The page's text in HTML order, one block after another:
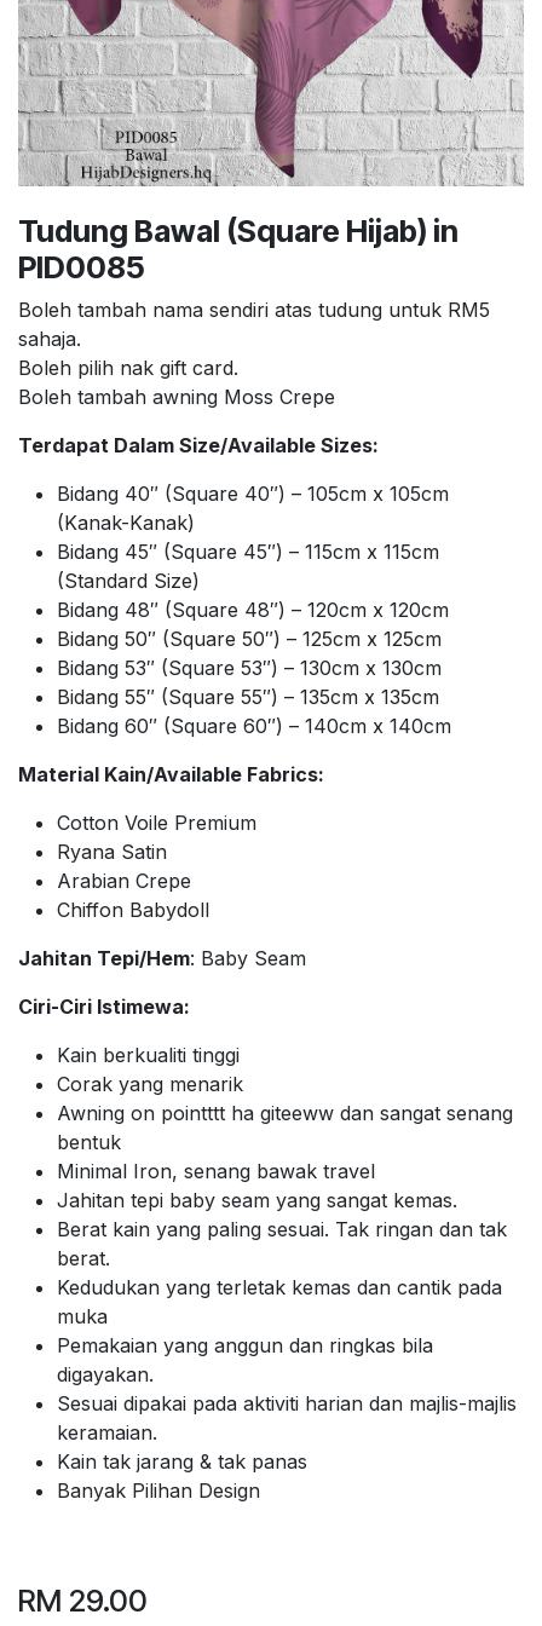
Tudung Bawal (Square Hijab) in
PID0085
Boleh tambah nama sendiri atas tudung untuk RM5
sahaja.
Boleh pilih nak gift card.
Boleh tambah awning Moss Crepe
Terdapat Dalam Size/Available Sizes:
Bidang 40″ (Square 40″) – 105cm x 105cm
(Kanak-Kanak)
Bidang 45″ (Square 45″) – 115cm x 115cm
(Standard Size)
Bidang 48″ (Square 48″) – 120cm x 120cm
Bidang 50″ (Square 50″) – 125cm x 125cm
Bidang 53″ (Square 53″) – 130cm x 130cm
Bidang 55″ (Square 55″) – 135cm x 135cm
Bidang 60″ (Square 60″) – 140cm x 140cm
Material Kain/Available Fabrics:
Cotton Voile Premium
Ryana Satin
Arabian Crepe
Chiffon Babydoll
Jahitan Tepi/Hem: Baby Seam
Ciri-Ciri Istimewa:
Kain berkualiti tinggi
Corak yang menarik
Awning on pointttt ha giteeww dan sangat senang
bentuk
Minimal Iron, senang bawak travel
Jahitan tepi baby seam yang sangat kemas.
Berat kain yang paling sesuai. Tak ringan dan tak
berat.
Kedudukan yang terletak kemas dan cantik pada
muka
Pemakaian yang anggun dan ringkas bila
digayakan.
Sesuai dipakai pada aktiviti harian dan majlis-majlis
keramaian.
Kain tak jarang & tak panas
Banyak Pilihan Design
RM 29.00